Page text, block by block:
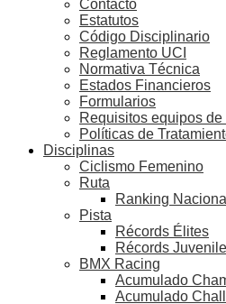
Contacto
Estatutos
Código Disciplinario
Reglamento UCI
Normativa Técnica
Estados Financieros
Formularios
Requisitos equipos de
Políticas de
Disciplinas
Ciclismo Femenino
Ruta
Ranking
Pista
Récords Élites
Récords
BMX Racing
Acumulado
Acumulado